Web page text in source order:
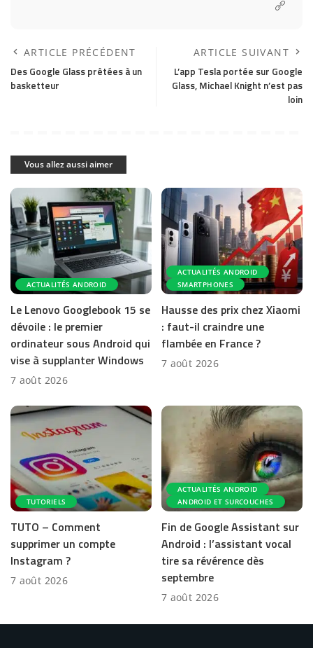
ARTICLE PRÉCÉDENT
Des Google Glass prêtées à un
basketteur
ARTICLE SUIVANT
L’app Tesla portée sur Google
Glass, Michael Knight n’est pas
loin
Vous allez aussi aimer
ACTUALITÉS ANDROID
Le Lenovo Googlebook 15 se
dévoile : le premier
ordinateur sous Android qui
vise à supplanter Windows
7 août 2026
ACTUALITÉS ANDROID
SMARTPHONES
Hausse des prix chez Xiaomi
: faut-il craindre une
flambée en France ?
7 août 2026
TUTORIELS
TUTO – Comment
supprimer un compte
Instagram ?
7 août 2026
ACTUALITÉS ANDROID
ANDROID ET SURCOUCHES
Fin de Google Assistant sur
Android : l’assistant vocal
tire sa révérence dès
septembre
7 août 2026